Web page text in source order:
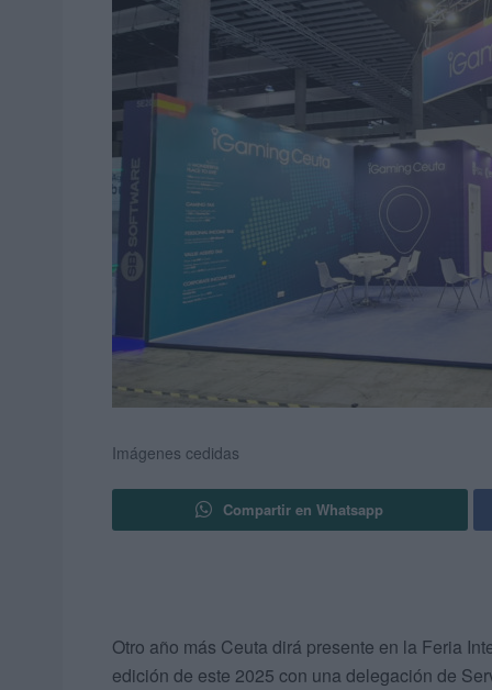
Imágenes cedidas
Compartir en Whatsapp
Otro año más Ceuta dirá presente en la Feria
edición de este 2025 con una delegación de